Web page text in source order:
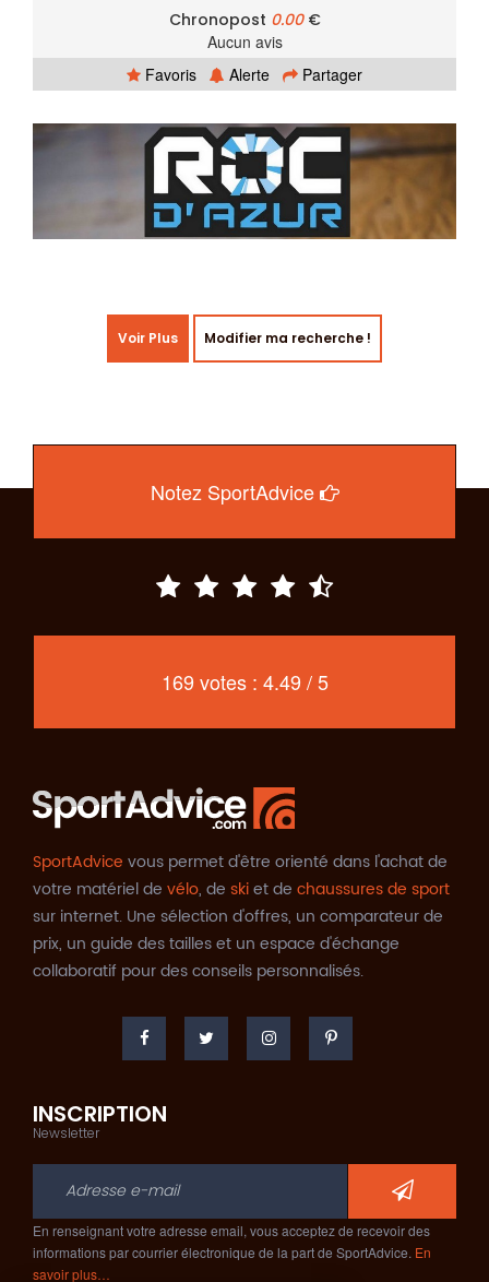
Chronopost 0.00€
Aucun avis
Favoris
Alerte Partager
Voir Plus Modifier ma recherche !
Notez SportAdvice
169 votes : 4.49 / 5
SportAdvice vous permet d'être orienté dans l'achat de
votre matériel de vélo, de skiet de chaussures de sport
sur internet. Une sélection d'offres, un comparateur de
prix, un guide des tailles et un espace d'échange
collaboratif pour des conseils personnalisés.
INSCRIPTION
Newsletter
En renseignant votre adresse email, vous acceptez de recevoir des
informations par courrier électronique de la part de SportAdvice. En
savoir plus…